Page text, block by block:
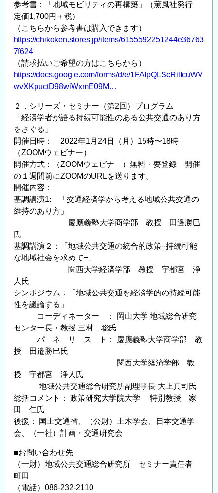
参考書：「地域モビリティの再構築」（薫風社発行
定価1,700円＋税）
（こちらから参考書は購入できます）
https://chikoken.stores.jp/items/6155592251244e36763
7f624
（請求払いご希望の方はこちらから）
https://docs.google.com/forms/d/e/1FAIpQLScRilIcuWV
wvXKpuctD98wiWxmE09M…
２．シリーズ・セミナー（第2回）プログラム
「経済学者が語る持続可能性のある公共交通のあり方
をさぐる」
開催日時： 2022年1月24日（月）15時〜18時
（ZOOMウェビナー）
開催方式：（ZOOMウェビナー）無料・要登録 開催
の１週間前にZOOMのURLを送ります。
開催内容：
基調講演1: 「交通経済学から考える地域公共交通の
維持のあり方」
慶應義塾大学商学部 教授 田邉勝巳
氏
基調講演２：「地域公共交通の統合的政策−持続可能
な地域社会を求めて−」
関西大学経済学部 教授 宇都宮 浄
人氏
シンポジウム：「地域公共交通を経済学的の持続可能
性を議論する」
コーディネーター ： 岡山大学 地域総合研究
センター長・教授 三村 聡氏
パ ネ リ ス ト： 慶應義塾大学商学部 教
授 田邉勝巳氏
関西大学経済学部 教
授 宇都宮 浄人氏
地域公共交通総合研究所副理事長 大上真司氏
総括コメント： 政策研究大学院大学 特別教授 家
田 仁氏
後援： 国土交通省、（公財）土木学会、日本交通学
会、（一社）計画・交通研究会
■お問い合わせ先
（一財）地域公共交通総合研究所 セミナー責任者
町田
（電話）086-232-2110